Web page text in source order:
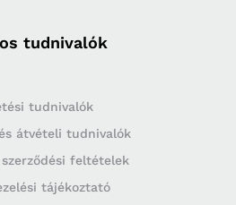
tudnivalók
tudnivalók
átvételi tudnivalók
feltételek
tájékoztató